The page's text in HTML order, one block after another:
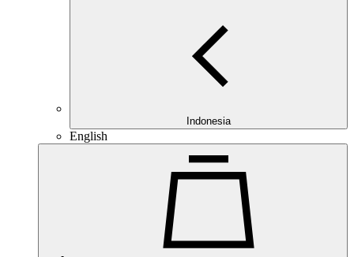
Indonesia
English